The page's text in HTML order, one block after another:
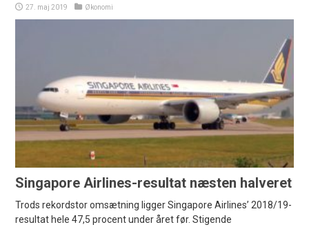
27. maj 2019 Økonomi
Singapore Airlines-resultat næsten halveret
Trods rekordstor omsætning ligger Singapore Airlines’ 2018/19-
resultat hele 47,5 procent under året før. Stigende